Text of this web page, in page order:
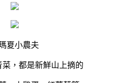
夏小農夫
，都是新鮮山上摘的